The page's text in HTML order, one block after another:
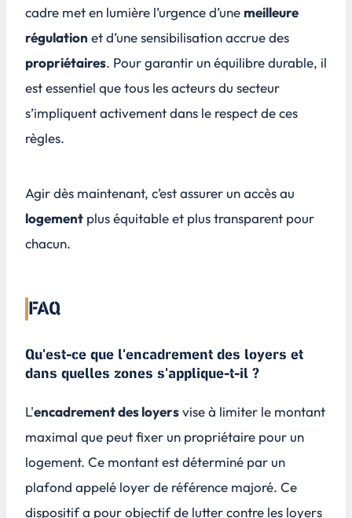
cadre met en lumière l’urgence d’une meilleure
régulation et d’une sensibilisation accrue des
propriétaires. Pour garantir un équilibre durable, il
est essentiel que tous les acteurs du secteur
s’impliquent activement dans le respect de ces
règles.
Agir dès maintenant, c’est assurer un accès au
logement plus équitable et plus transparent pour
chacun.
FAQ
Qu'est-ce que l'encadrement des loyers et
dans quelles zones s'applique-t-il ?
L'encadrement des loyersvise à limiter le montant
maximal que peut fixer un propriétaire pour un
logement. Ce montant est déterminé par un
plafond appelé loyer de référence majoré. Ce
dispositif a pour objectif de lutter contre les loyers